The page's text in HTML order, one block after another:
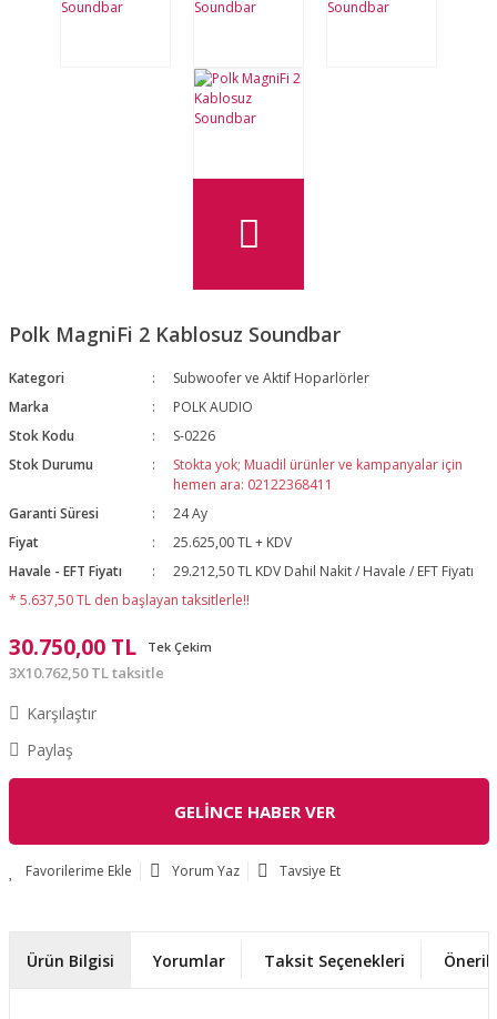
Polk MagniFi 2 Kablosuz Soundbar
Kategori
Subwoofer ve Aktif Hoparlörler
Marka
POLK AUDIO
Stok Kodu
S-0226
Stok Durumu
Stokta yok; Muadil ürünler ve kampanyalar için
hemen ara: 02122368411
Garanti Süresi
24 Ay
Fiyat
25.625,00 TL + KDV
Havale - EFT Fiyatı
29.212,50 TL KDV Dahil Nakit / Havale / EFT Fiyatı
* 5.637,50 TL den başlayan taksitlerle!!
30.750,00 TL Tek Çekim
3X10.762,50 TL taksitle
Karşılaştır
Paylaş
GELİNCE HABER VER
Yorum Yaz Tavsiye Et
Ürün Bilgisi Yorumlar Taksit Seçenekleri